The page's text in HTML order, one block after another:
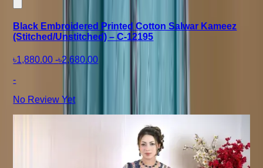
Black Embroidered Printed Cotton Salwar Kameez
(Stitched/Unstitched) – C-12195
৳1,880.00 -৳2,680.00
-
No Review Yet